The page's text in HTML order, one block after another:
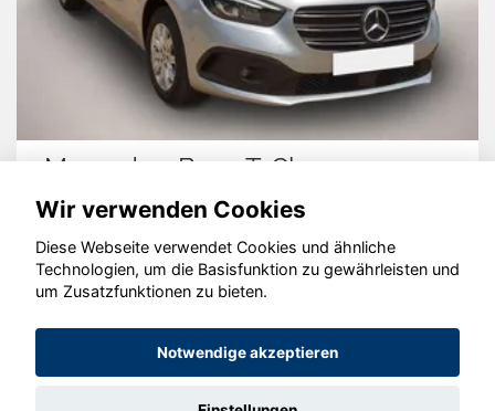
Mercedes-Benz T-Class
© konjunkturmotor.de GmbH 2020 - 2026
Wir verwenden Cookies
Diese Webseite verwendet Cookies und ähnliche
Technologien, um die Basisfunktion zu gewährleisten und
um Zusatzfunktionen zu bieten.
Notwendige akzeptieren